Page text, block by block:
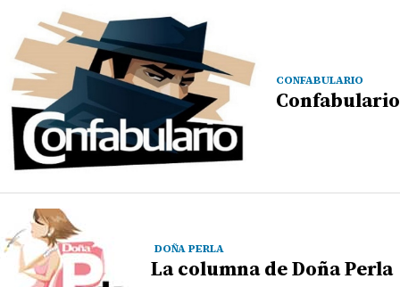
CONFABULARIO
Confabulario
DOÑA PERLA
La columna de Doña Perla